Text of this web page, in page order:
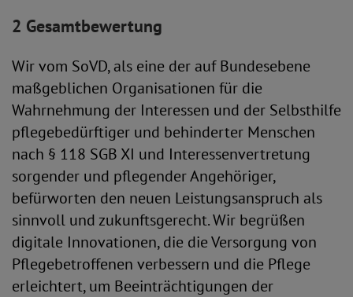
2 Gesamtbewertung
Wir vom SoVD, als eine der auf Bundesebene
maßgeblichen Organisationen für die
Wahrnehmung der Interessen und der Selbsthilfe
pflegebedürftiger und behinderter Menschen
nach § 118 SGB XI und Interessenvertretung
sorgender und pflegender Angehöriger,
befürworten den neuen Leistungsanspruch als
sinnvoll und zukunftsgerecht. Wir begrüßen
digitale Innovationen, die die Versorgung von
Pflegebetroffenen verbessern und die Pflege
erleichtert, um Beeinträchtigungen der